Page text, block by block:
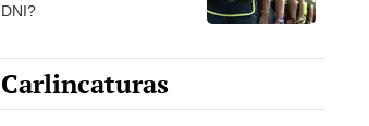
DNI?
Carlincaturas